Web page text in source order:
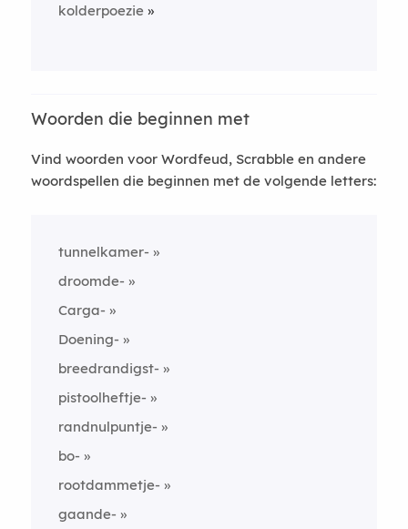
kolderpoezie
Woorden die beginnen met
Vind woorden voor Wordfeud, Scrabble en andere
woordspellen die beginnen met de volgende letters:
tunnelkamer-
droomde-
Carga-
Doening-
breedrandigst-
pistoolheftje-
randnulpuntje-
bo-
rootdammetje-
gaande-